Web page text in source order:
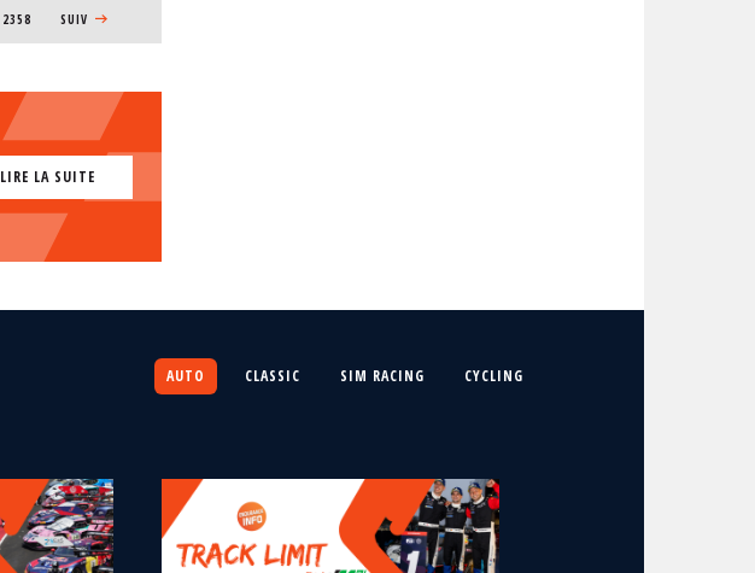
2358 PAGE SUIVANTE
SUIV
LIRE LA SUITE
AUTO CLASSIC SIM RACING CYCLING